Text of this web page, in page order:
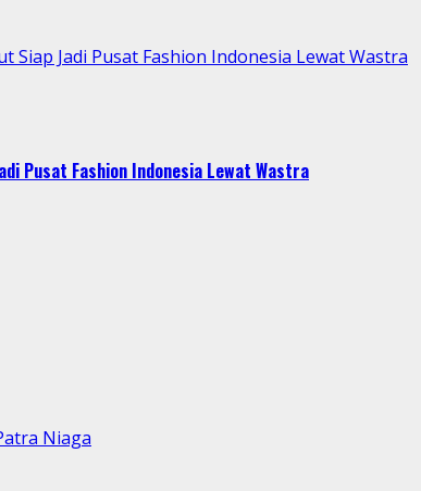
Siap Jadi Pusat Fashion Indonesia Lewat Wastra
Pusat Fashion Indonesia Lewat Wastra
Niaga